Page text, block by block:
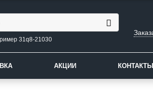
31q8-21030
АКЦИИ КОНТАКТЫ